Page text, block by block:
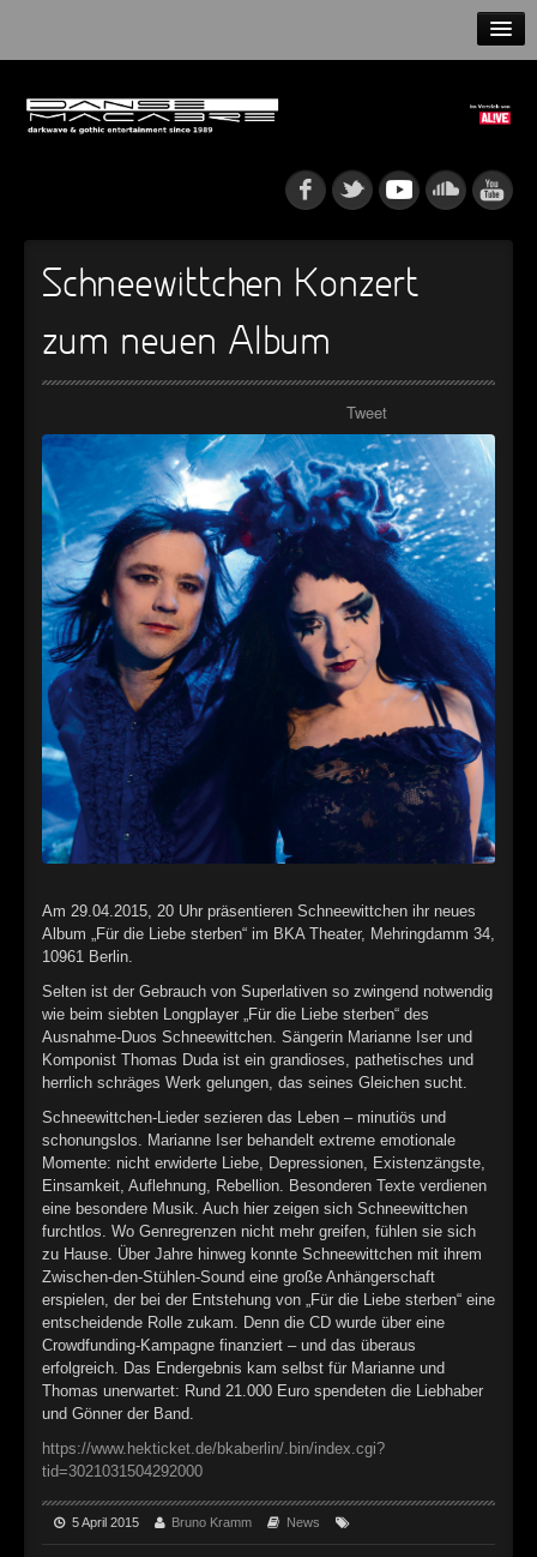
NEWS
► Rattenfänger
Oberer Totpunkt
► Dia De Los Muertos
Oberer Totpunkt
Alltag macht tot
Oberer Totpunkt
► Die Krieger
Oberer Totpunkt
► Imperator
Oberer Totpunkt
► Maschinenherz
Oberer Totpunkt
►
Oberer Totpunkt
Langfristig gesehen (sind wir alle tot)
Oberer Totpunkt
► Blutmond
Oberer Totpunkt
Oberer Totpunkt
► Teufels Lehrerin
► Zeit verfliegt
Oberer Totpunkt
► Untergehen
Oberer Totpunkt
► Geisterfahrt
Oberer Totpunkt
► Gevatter Tod
Oberer Totpunkt
►
►
►
►
►
►
►
►
►
Schneewittchen Konzert
zum neuen Album
Tweet
Am 29.04.2015, 20 Uhr präsentieren Schneewittchen ihr neues
Album „Für die Liebe sterben“ im BKA Theater, Mehringdamm 34,
10961 Berlin.
Selten ist der Gebrauch von Superlativen so zwingend notwendig
wie beim siebten Longplayer „Für die Liebe sterben“ des
Ausnahme-Duos Schneewittchen. Sängerin Marianne Iser und
Komponist Thomas Duda ist ein grandioses, pathetisches und
herrlich schräges Werk gelungen, das seines Gleichen sucht.
Schneewittchen-Lieder sezieren das Leben – minutiös und
schonungslos. Marianne Iser behandelt extreme emotionale
Momente: nicht erwiderte Liebe, Depressionen, Existenzängste,
Einsamkeit, Auflehnung, Rebellion. Besonderen Texte verdienen
eine besondere Musik. Auch hier zeigen sich Schneewittchen
furchtlos. Wo Genregrenzen nicht mehr greifen, fühlen sie sich
zu Hause. Über Jahre hinweg konnte Schneewittchen mit ihrem
Zwischen-den-Stühlen-Sound eine große Anhängerschaft
erspielen, der bei der Entstehung von „Für die Liebe sterben“ eine
entscheidende Rolle zukam. Denn die CD wurde über eine
Crowdfunding-Kampagne finanziert – und das überaus
erfolgreich. Das Endergebnis kam selbst für Marianne und
Thomas unerwartet: Rund 21.000 Euro spendeten die Liebhaber
und Gönner der Band.
https://www.hekticket.de/bkaberlin/.bin/index.cgi?
tid=3021031504292000
5 April 2015 Bruno Kramm News